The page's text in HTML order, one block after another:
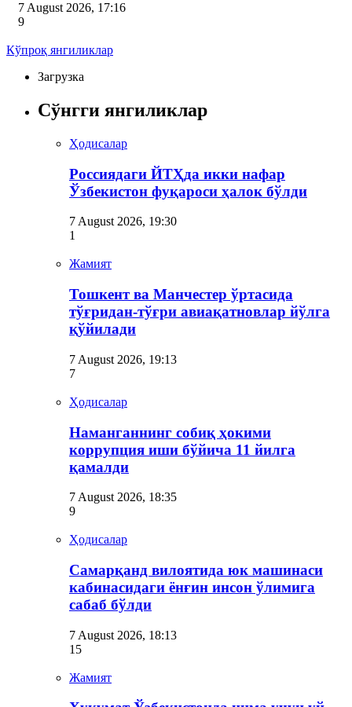
7 August 2026, 17:16
9
Кўпроқ янгиликлар
Загрузка
Сўнгги янгиликлар
Ҳодисалар
Россиядаги ЙТҲда икки нафар
Ўзбекистон фуқароси ҳалок бўлди
7 August 2026, 19:30
1
Жамият
Тошкент ва Манчестер ўртасида
тўғридан-тўғри авиақатновлар йўлга
қўйилади
7 August 2026, 19:13
7
Ҳодисалар
Наманганнинг собиқ ҳокими
коррупция иши бўйича 11 йилга
қамалди
7 August 2026, 18:35
9
Ҳодисалар
Самарқанд вилоятида юк машинаси
кабинасидаги ёнғин инсон ўлимига
сабаб бўлди
7 August 2026, 18:13
15
Жамият